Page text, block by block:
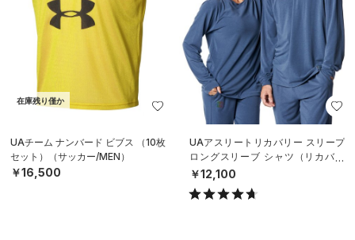
在庫残り僅か
UAチーム ナンバード ビブス （10枚
セット）（サッカー/MEN）
￥16,500
UAアスリートリカバリー スリープ
ロングスリーブ シャツ（リカバリ
ー/UNISEX）
￥12,100